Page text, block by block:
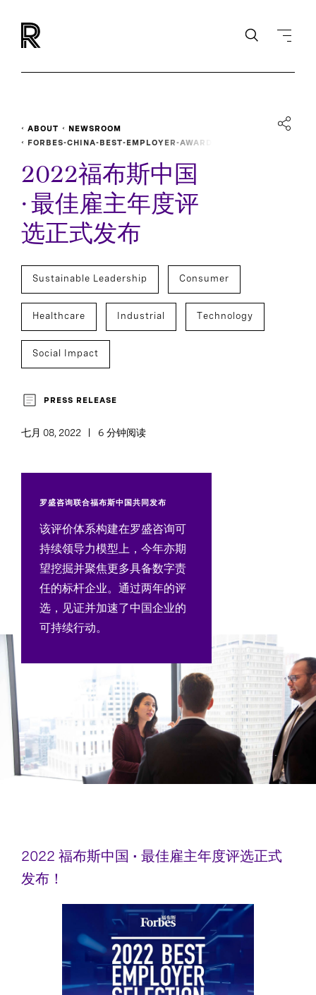
ABOUT
NEWSROOM
FORBES-CHINA-BEST-EMPLOYER-AWARD
2022福布斯中国
· 最佳雇主年度评
选正式发布
Sustainable Leadership Consumer
Healthcare Industrial Technology
Social Impact
PRESS RELEASE
七月 08, 2022 6 分钟阅读
罗盛咨询联合福布斯中国共同发布
该评价体系构建在罗盛咨询可
持续领导力模型上，今年亦期
望挖掘并聚焦更多具备数字责
任的标杆企业。通过两年的评
选，见证并加速了中国企业的
可持续行动。
2022 福布斯中国 • 最佳雇主年度评选正式
发布！